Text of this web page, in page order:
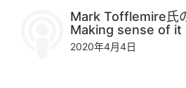
Mark Tofflemire氏
Making sense of it
2020年4月4日